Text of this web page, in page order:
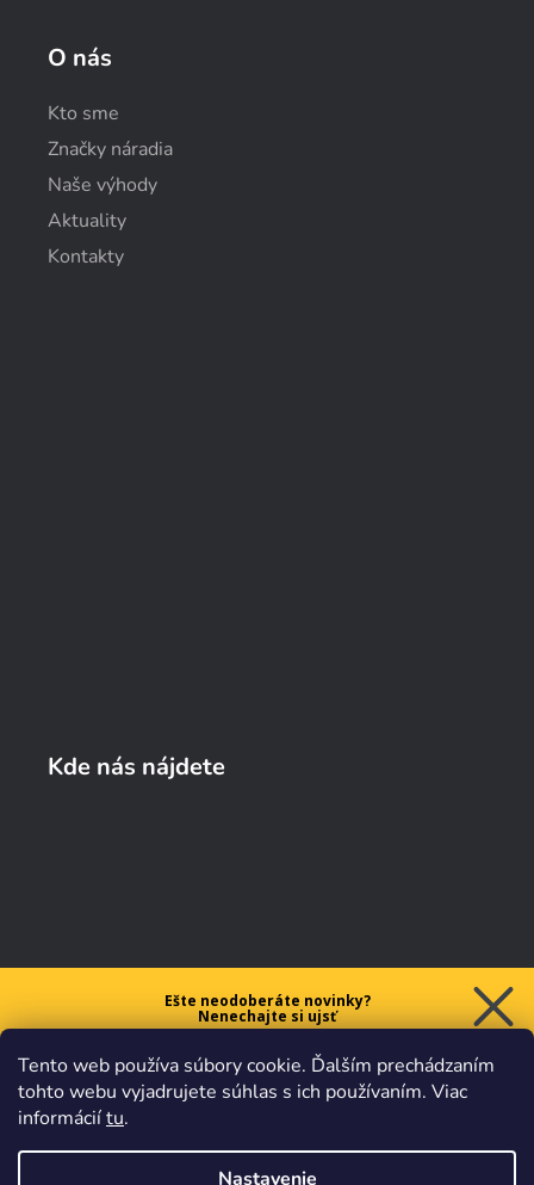
Tento web používa súbory cookie. Ďalším prechádzaním
tohto webu vyjadrujete súhlas s ich používaním. Viac
informáciítu.
Nastavenie
O nás
Kto sme
Značky náradia
Naše výhody
Aktuality
Kontakty
Kde nás nájdete
Ešte neodoberáte novinky?
Nenechajte si ujsť
na prvý nákup nad 40 €.